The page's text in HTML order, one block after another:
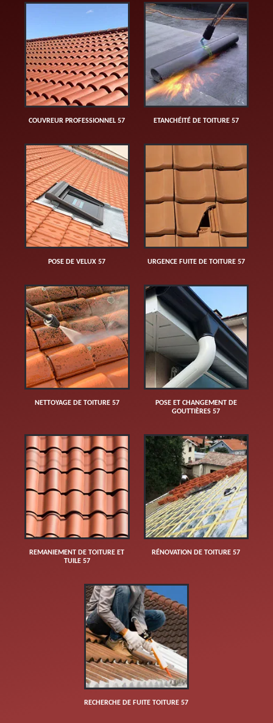
COUVREUR PROFESSIONNEL 57 ETANCHÉITÉ DE TOITURE 57
POSE DE VELUX 57 URGENCE FUITE DE TOITURE 57
NETTOYAGE DE TOITURE 57
POSE ET CHANGEMENT DE
GOUTTIÈRES 57
REMANIEMENT DE TOITURE ET
TUILE 57
RÉNOVATION DE TOITURE 57
RECHERCHE DE FUITE TOITURE 57